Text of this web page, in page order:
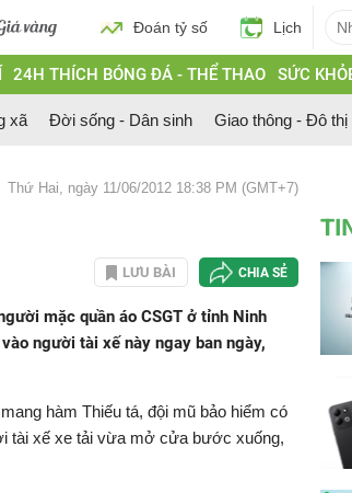
Đoán tỷ số Lịch
24H THÍCH BÓNG ĐÁ - THỂ THAO SỨC
xã Đời sống - Dân sinh Giao thông - Đô thị
Thứ Hai, ngày 11/06/2012 18:38 PM (GMT+7)
LƯU BÀI CHIA SẺ
mặc quần áo CSGT ở tỉnh Ninh
người tài xế này ngay ban ngày,
hàm Thiếu tá, đội mũ bảo hiểm có
tài xế xe tải vừa mở cửa bước xuống,